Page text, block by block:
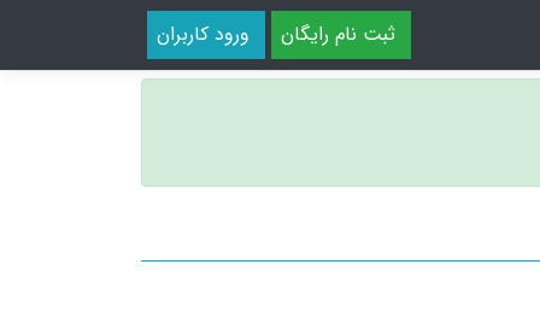
ثبت نام رایگان ورود کاربران